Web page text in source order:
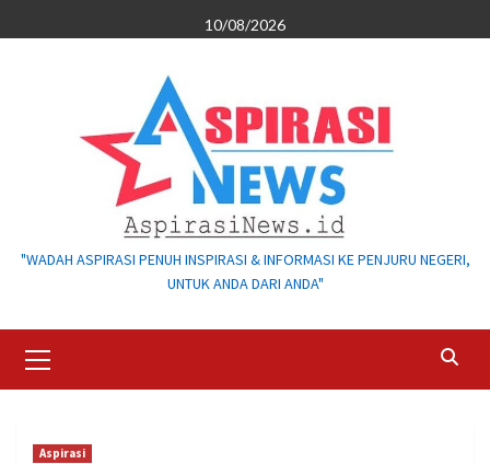
to
10/08/2026
"WADAH ASPIRASI PENUH INSPIRASI & INFORMASI KE PENJURU NEGERI,
UNTUK ANDA DARI ANDA"
Menu
Aspirasi